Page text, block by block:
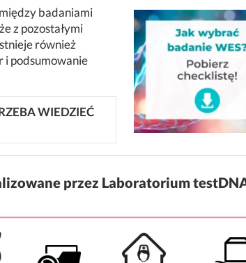
badaniami
z pozostałymi
również
i podsumowanie
WIEDZIEĆ
przez Laboratorium